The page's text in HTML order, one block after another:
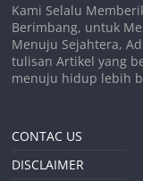
Kami Selalu
Berimbang, untuk
Menuju Sejahtera,
tulisan Artikel yang
menuju hidup lebih
CONTAC US
DISCLAIMER